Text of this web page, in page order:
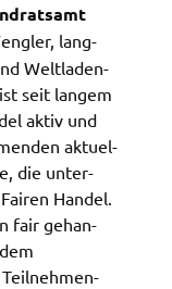
lang­
Welt­la­den-
seit langem
aktiv und
aktu­el­
die unter­
Handel.
fair gehan­
Teil­neh­men­